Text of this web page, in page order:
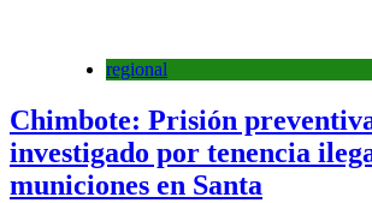
regional
Chimbote: Prisión
investigado por tenencia
municiones en Santa